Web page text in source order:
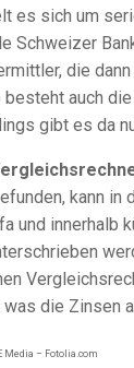
es sich um
Schweizer
die
auch
gibt es da
kann
und
die Zinsen
Media – Fotolia.com